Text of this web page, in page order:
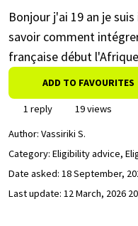
Bonjour j'ai 19 an je
savoir comment
française début
ADD TO FAVOURITES
1 reply
19 views
Author: Vassiriki S.
Category: Eligibility advice,
Date asked: 18 September,
Last update: 12 March, 2026